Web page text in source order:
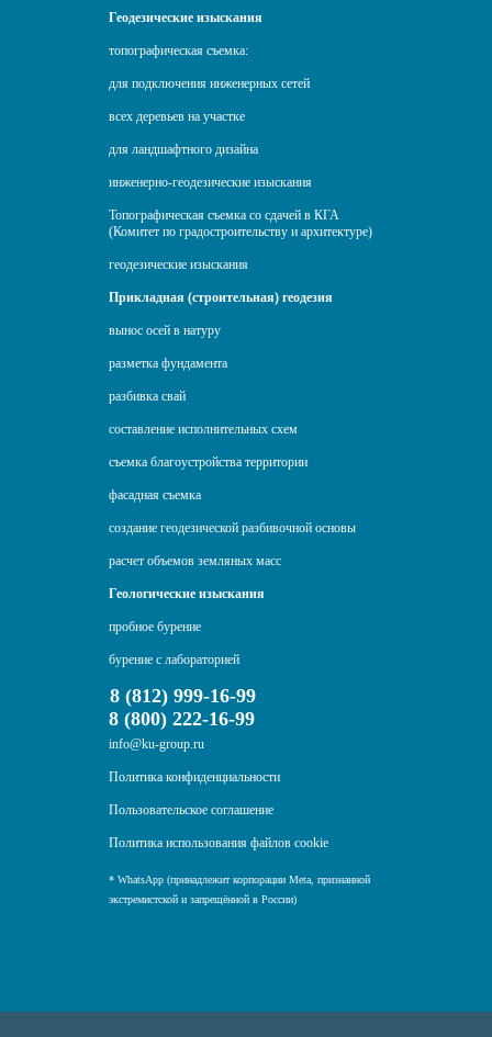
Геодезические изыскания
топографическая съемка:
для подключения инженерных сетей
всех деревьев на участке
для ландшафтного дизайна
инженерно-геодезические изыскания
Топографическая съемка со сдачей в КГА
(Комитет по градостроительству и архитектуре)
геодезические изыскания
Прикладная (строительная) геодезия
вынос осей в натуру
разметка фундамента
разбивка свай
составление исполнительных схем
съемка благоустройства территории
фасадная съемка
создание геодезической разбивочной основы
расчет объемов земляных масс
Геологические изыскания
пробное бурение
бурение с лабораторией
8 (812) 999-16-99
8 (800) 222-16-99
info@ku-group.ru
Политика конфиденциальности
Пользовательское соглашение
Политика использования файлов cookie
* WhatsApp (принадлежит корпорации Meta, признанной
экстремистской и запрещённой в России)